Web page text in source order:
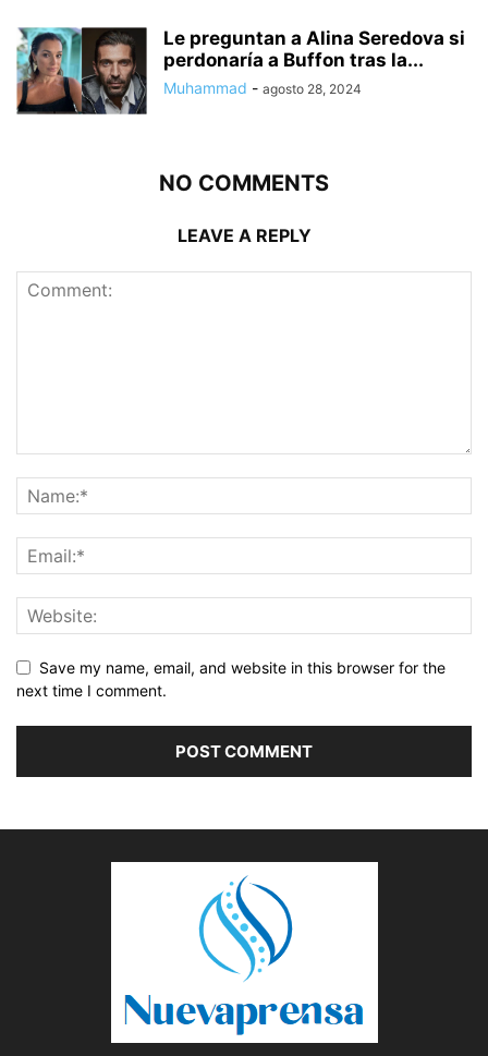
Le preguntan a Alina Seredova si
perdonaría a Buffon tras la...
Muhammad - agosto 28, 2024
NO COMMENTS
LEAVE A REPLY
Save my name, email, and website in this browser for the
next time I comment.